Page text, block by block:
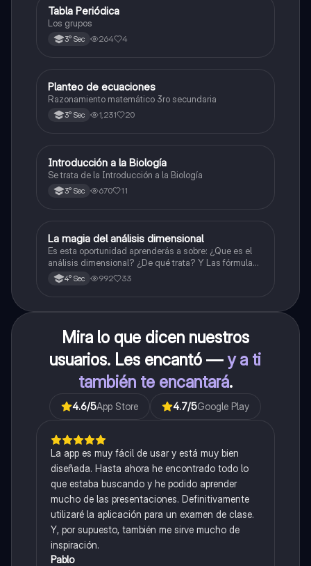
Química
Tabla Periódica
Los grupos
3° Sec 264 4
Matemáticas
Planteo de ecuaciones
Razonamiento matemático 3ro secundaria
3° Sec 1,231 20
Biología
Introducción a la Biología
Se trata de la Introducción a la Biología
3° Sec 670 11
Física
La magia del análisis dimensional
Es esta oportunidad aprenderás a sobre: ¿Que es el
análisis dimensional? ¿De qué trata? Y Las fórmulas
de las magnitudes fundamentales y derivadas.
4° Sec 992 33
Mira lo que dicen nuestros
usuarios. Les encantó —y a ti
también te encantará.
4.6/5App Store 4.7/5Google Play
La app es muy fácil de usar y está muy bien
diseñada. Hasta ahora he encontrado todo lo
que estaba buscando y he podido aprender
mucho de las presentaciones. Definitivamente
utilizaré la aplicación para un examen de clase.
Y, por supuesto, también me sirve mucho de
inspiración.
Pablo